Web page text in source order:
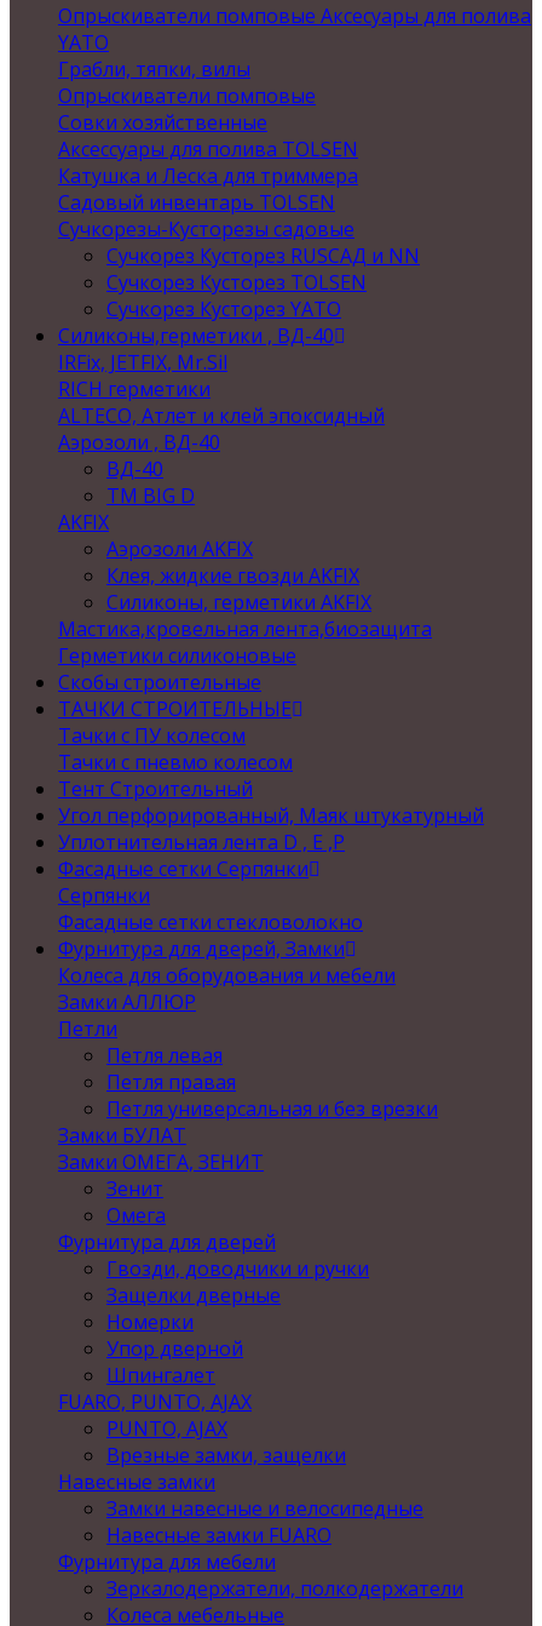
Опрыскиватели помповые Аксесуары для полива
YATO
Грабли, тяпки, вилы
Опрыскиватели помповые
Совки хозяйственные
Аксессуары для полива TOLSEN
Катушка и Леска для триммера
Садовый инвентарь TOLSEN
Сучкорезы-Кусторезы садовые
Сучкорез Кусторез RUSСАД и NN
Сучкорез Кусторез TOLSEN
Сучкорез Кусторез YATO
Силиконы,герметики , ВД-40
IRFix, JETFIX, Mr.Sil
RICH герметики
ALTECO, Атлет и клей эпоксидный
Аэрозоли , ВД-40
ВД-40
TM BIG D
AKFIX
Аэрозоли AKFIX
Клея, жидкие гвозди AKFIX
Силиконы, герметики AKFIX
Мастика,кровельная лента,биозащита
Герметики силиконовые
Скобы строительные
ТАЧКИ СТРОИТЕЛЬНЫЕ
Тачки с ПУ колесом
Тачки с пневмо колесом
Тент Строительный
Угол перфорированный, Маяк штукатурный
Уплотнительная лента D , Е ,P
Фасадные сетки Серпянки
Серпянки
Фасадные сетки стекловолокно
Фурнитура для дверей, Замки
Колеса для оборудования и мебели
Замки АЛЛЮР
Петли
Петля левая
Петля правая
Петля универсальная и без врезки
Замки БУЛАТ
Замки ОМЕГА, ЗЕНИТ
Зенит
Омега
Фурнитура для дверей
Гвозди, доводчики и ручки
Защелки дверные
Номерки
Упор дверной
Шпингалет
FUARO, PUNTO, AJAX
PUNTO, AJAX
Врезные замки, защелки
Навесные замки
Замки навесные и велосипедные
Навесные замки FUARO
Фурнитура для мебели
Зеркалодержатели, полкодержатели
Колеса мебельные